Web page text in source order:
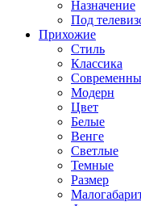
Назначение
Под
Прихожие
Стиль
Классика
Модерн
Цвет
Белые
Венге
Светлые
Темные
Размер